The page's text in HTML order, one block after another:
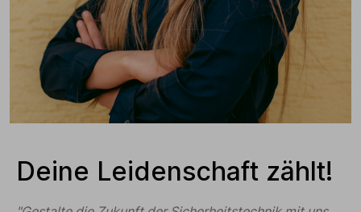
Deine Leidenschaft zählt!